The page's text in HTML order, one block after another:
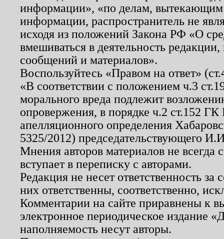
информации», «по делам, вытекающим
информации, распространитель не
исходя из положений Закона РФ «О
вмешиваться в деятельность
сообщений и материалов».
Воспользуйтесь «Правом на ответ»
«В соответствии с положением ч.3
морального вреда подлежит
опровержения, в порядке ч.2 ст.152
апелляционного определения
5325/2012) председательствующего
Мнения авторов материалов не
вступает в переписку с авторами.
Редакция не несет ответственность
них ответственны, соответственно,
Комментарии на сайте приравнены к
электронное периодическое издание
наполняемость несут авторы.